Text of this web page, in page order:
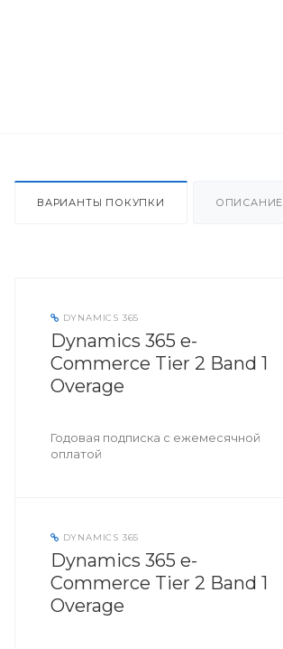
ВАРИАНТЫ ПОКУПКИ ОПИСАНИЕ
DYNAMICS 365
Dynamics 365 e-
Commerce Tier 2 Band 1
Overage
Годовая подписка с ежемесячной
оплатой
DYNAMICS 365
Dynamics 365 e-
Commerce Tier 2 Band 1
Overage